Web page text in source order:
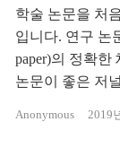
학술 논문을 처
입니다. 연구 논
paper)의 정확한
논문이 좋은 저
Anonymous 2019